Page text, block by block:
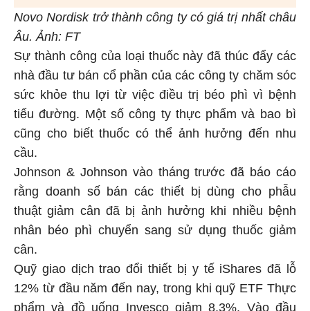
Novo Nordisk trở thành công ty có giá trị nhất châu
Âu. Ảnh: FT
Sự thành công của loại thuốc này đã thúc đẩy các
nhà đầu tư bán cổ phần của các công ty chăm sóc
sức khỏe thu lợi từ việc điều trị béo phì vì bệnh
tiểu đường. Một số công ty thực phẩm và bao bì
cũng cho biết thuốc có thể ảnh hưởng đến nhu
cầu.
Johnson & Johnson vào tháng trước đã báo cáo
rằng doanh số bán các thiết bị dùng cho phẫu
thuật giảm cân đã bị ảnh hưởng khi nhiều bệnh
nhân béo phì chuyển sang sử dụng thuốc giảm
cân.
Quỹ giao dịch trao đổi thiết bị y tế iShares đã lỗ
12% từ đầu năm đến nay, trong khi quỹ ETF Thực
phẩm và đồ uống Invesco giảm 8,3%. Vào đầu